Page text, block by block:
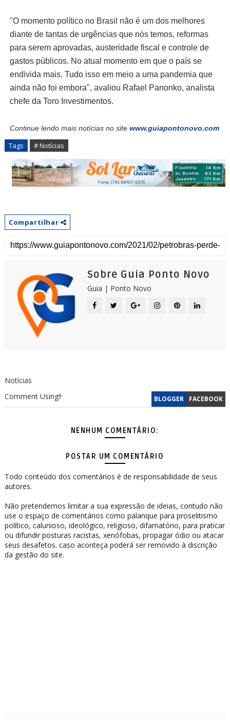
"O momento político no Brasil não é um dos melhores
diante de tantas de urgências que nós temos, reformas
para serem aprovadas, austeridade fiscal e controle de
gastos públicos. No atual momento em que o país se
endivida mais. Tudo isso em meio a uma pandemia que
ainda não foi embora", avaliou Rafael Panonko, analista
chefe da Toro Investimentos.
Continue lendo mais notícias no site www.guiapontonovo.com
Tags # Notícias
Compartilhar
Sobre Guia Ponto Novo
Guia | Ponto Novo
Notícias
BLOGGER FACEBOOK
Comment Using!!
NENHUM COMENTÁRIO:
POSTAR UM COMENTÁRIO
Todo conteúdo dos comentários é de responsabilidade de seus
autores.
Não pretendemos limitar a sua expressão de ideias, contudo não
use o espaço de comentários como palanque para proselitismo
político, calunioso, ideológico, religioso, difamatório, para praticar
ou difundir posturas racistas, xenófobas, propagar ódio ou atacar
seus desafetos. caso aconteça poderá ser removido à discrição
da gestão do site.